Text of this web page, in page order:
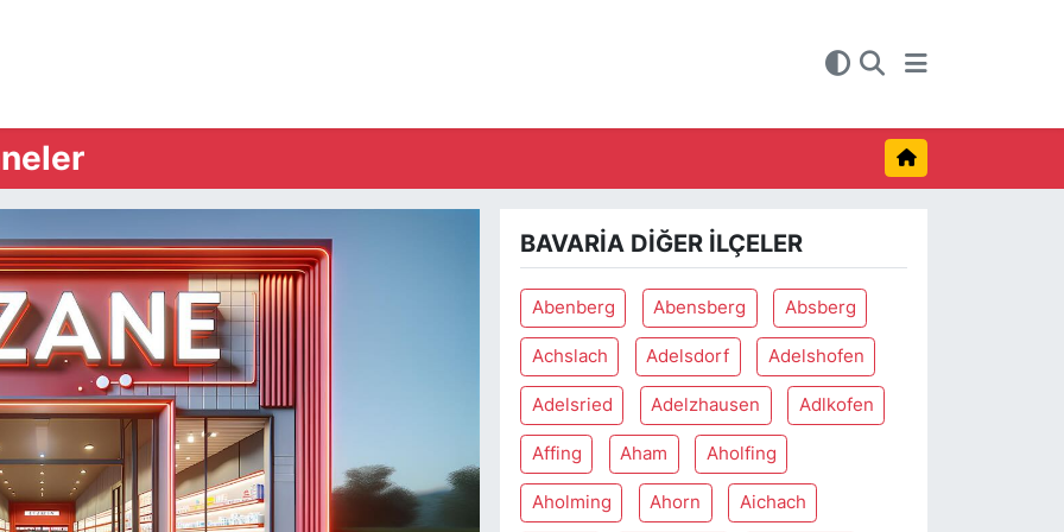
BAVARIA DIĞER İLÇELER
Abenberg Abensberg Absberg
Achslach Adelsdorf Adelshofen
Adelsried Adelzhausen Adlkofen
Affing Aham Aholfing
Aholming Ahorn Aichach